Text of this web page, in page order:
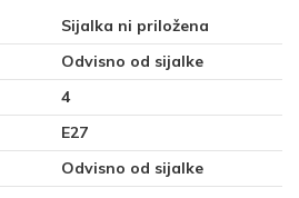
Sijalka ni priložena
Odvisno od sijalke
4
E27
Odvisno od sijalke